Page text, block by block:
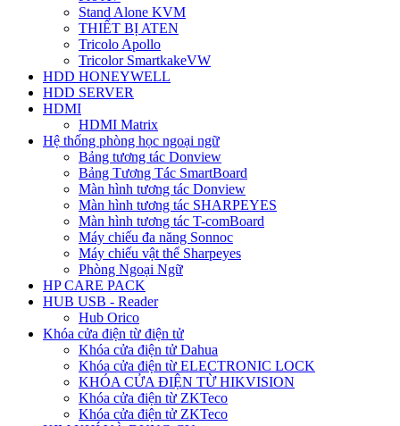
Stand Alone KVM
THIẾT BỊ ATEN
Tricolo Apollo
Tricolor SmartkakeVW
HDD HONEYWELL
HDD SERVER
HDMI
HDMI Matrix
Hệ thống phòng học ngoại ngữ
Bảng tương tác Donview
Bảng Tương Tác SmartBoard
Màn hình tương tác Donview
Màn hình tương tác SHARPEYES
Màn hình tương tác T-comBoard
Máy chiếu đa năng Sonnoc
Máy chiếu vật thể Sharpeyes
Phòng Ngoại Ngữ
HP CARE PACK
HUB USB - Reader
Hub Orico
Khóa cửa điện từ điện tử
Khóa cửa điện tử Dahua
Khóa cửa điện từ ELECTRONIC LOCK
KHÓA CỬA ĐIỆN TỪ HIKVISION
Khóa cửa điện từ ZKTeco
Khóa cửa điện tử ZKTeco